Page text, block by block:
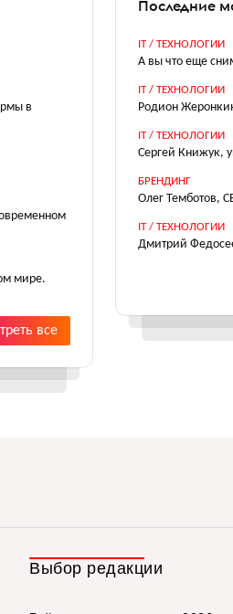
в
мире.
все
Последние
IT / ТЕХНОЛОГИИ
А вы что еще
IT / ТЕХНОЛОГИИ
Родион
IT / ТЕХНОЛОГИИ
Сергей Книжук,
БРЕНДИНГ
Олег Темботов,
IT / ТЕХНОЛОГИИ
Дмитрий
Выбор редакции